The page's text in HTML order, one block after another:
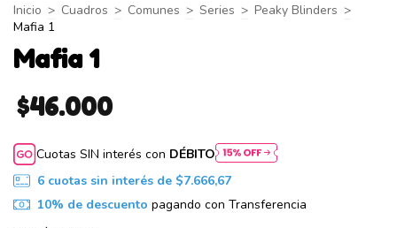
Inicio > Cuadros > Comunes > Series > Peaky Blinders >
Mafia 1
Mafia 1
$46.000
Cuotas SIN interés con DÉBITO
6 cuotas sin interés de $7.666,67
10% de descuento pagando con Transferencia